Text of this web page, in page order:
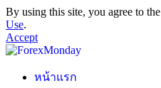
By using this site, you agree to the
Use.
Accept
หน้าแรก